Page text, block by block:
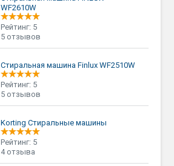
WF2610W
Рейтинг: 5
5 отзывов
Стиральная машина Finlux WF2510W
Рейтинг: 5
5 отзывов
Korting Стиральные машины
Рейтинг: 5
4 отзыва